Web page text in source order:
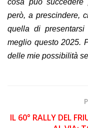
però, a prescindere,
quella di
meglio questo 2025.
delle mie possibilità
IL 60° RALLY DEL